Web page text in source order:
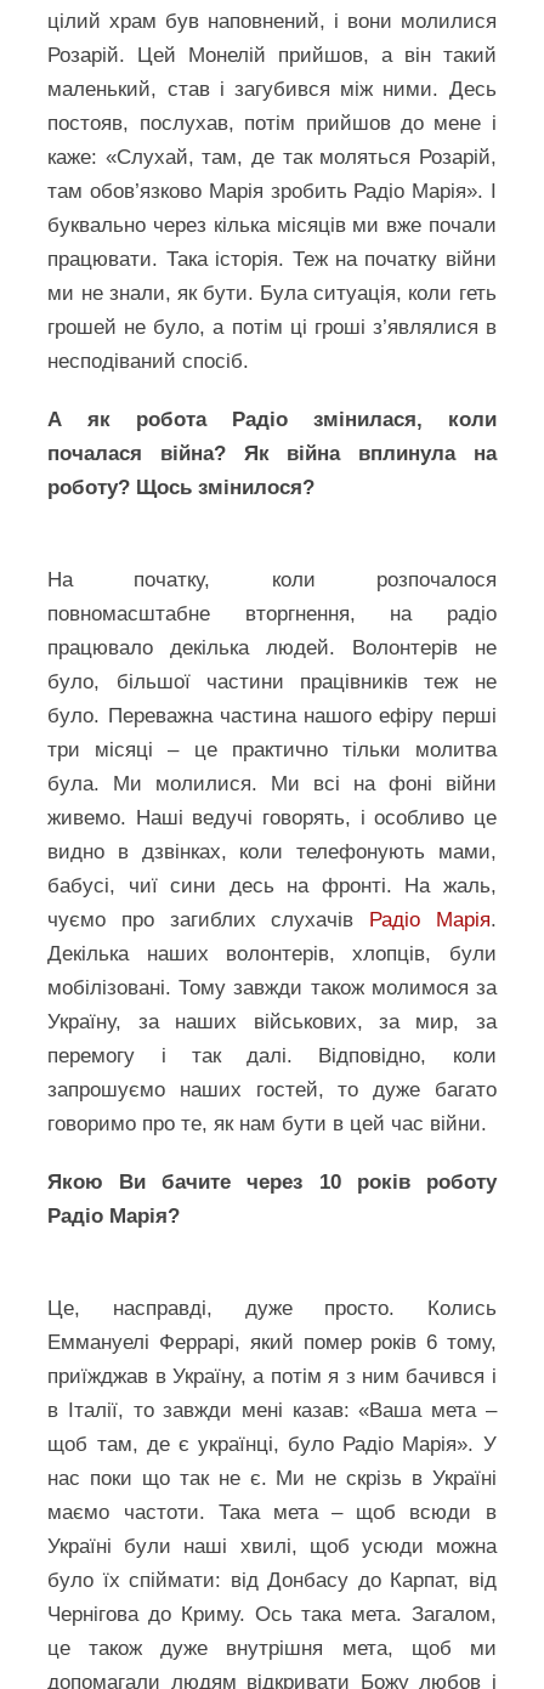
цілий храм був наповнений, і вони молилися
Розарій. Цей Монелій прийшов, а він такий
маленький, став і загубився між ними. Десь
постояв, послухав, потім прийшов до мене і
каже: «Слухай, там, де так моляться Розарій,
там обов’язково Марія зробить Радіо Марія». І
буквально через кілька місяців ми вже почали
працювати. Така історія. Теж на початку війни
ми не знали, як бути. Була ситуація, коли геть
грошей не було, а потім ці гроші з’являлися в
несподіваний спосіб.
А як робота Радіо змінилася, коли
почалася війна? Як війна вплинула на
роботу? Щось змінилося?
На початку, коли розпочалося
повномасштабне вторгнення, на радіо
працювало декілька людей. Волонтерів не
було, більшої частини працівників теж не
було. Переважна частина нашого ефіру перші
три місяці – це практично тільки молитва
була. Ми молилися. Ми всі на фоні війни
живемо. Наші ведучі говорять, і особливо це
видно в дзвінках, коли телефонують мами,
бабусі, чиї сини десь на фронті. На жаль,
чуємо про загиблих слухачів Радіо Марія.
Декілька наших волонтерів, хлопців, були
мобілізовані. Тому завжди також молимося за
Україну, за наших військових, за мир, за
перемогу і так далі. Відповідно, коли
запрошуємо наших гостей, то дуже багато
говоримо про те, як нам бути в цей час війни.
Якою Ви бачите через 10 років роботу
Радіо Марія?
Це, насправді, дуже просто. Колись
Еммануелі Феррарі, який помер років 6 тому,
приїжджав в Україну, а потім я з ним бачився і
в Італії, то завжди мені казав: «Ваша мета –
щоб там, де є українці, було Радіо Марія». У
нас поки що так не є. Ми не скрізь в Україні
маємо частоти. Така мета – щоб всюди в
Україні були наші хвилі, щоб усюди можна
було їх спіймати: від Донбасу до Карпат, від
Чернігова до Криму. Ось така мета. Загалом,
це також дуже внутрішня мета, щоб ми
допомагали людям відкривати Божу любов і